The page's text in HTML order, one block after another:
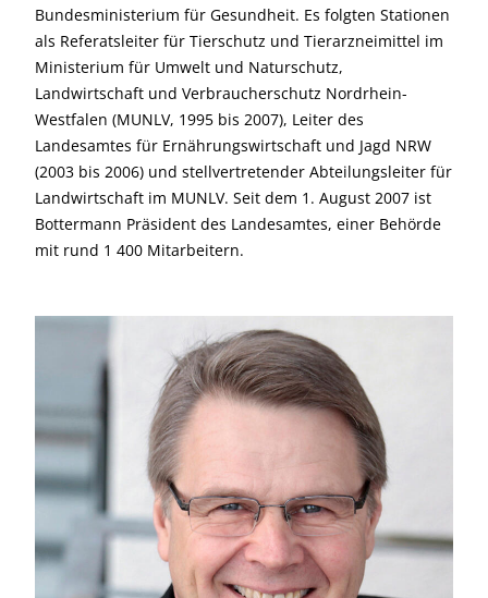
Bundesministerium für Gesundheit. Es folgten Stationen
als Referatsleiter für Tierschutz und Tierarzneimittel im
Ministerium für Umwelt und Naturschutz,
Landwirtschaft und Verbraucherschutz Nordrhein-
Westfalen (MUNLV, 1995 bis 2007), Leiter des
Landesamtes für Ernährungswirtschaft und Jagd NRW
(2003 bis 2006) und stellvertretender Abteilungsleiter für
Landwirtschaft im MUNLV. Seit dem 1. August 2007 ist
Bottermann Präsident des Landesamtes, einer Behörde
mit rund 1 400 Mitarbeitern.